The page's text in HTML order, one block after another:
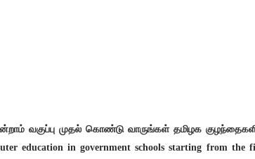
வகுப்பு முதல் கொண்டு வாருங்கள் தமிழக
education in government schools starting from the